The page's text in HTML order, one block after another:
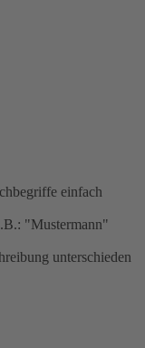
einfach
"Mustermann"
unterschieden